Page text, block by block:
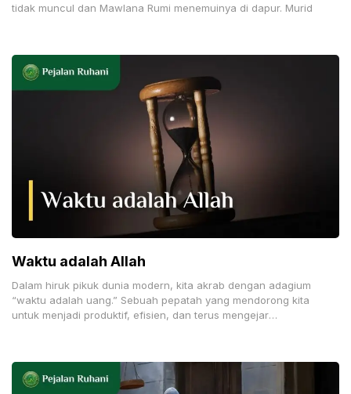
tidak muncul dan Mawlana Rumi menemuinya di dapur. Murid
Waktu adalah Allah
Dalam hiruk pikuk dunia modern, kita akrab dengan adagium
“waktu adalah uang.” Sebuah pepatah yang mendorong kita
untuk menjadi produktif, efisien, dan terus mengejar